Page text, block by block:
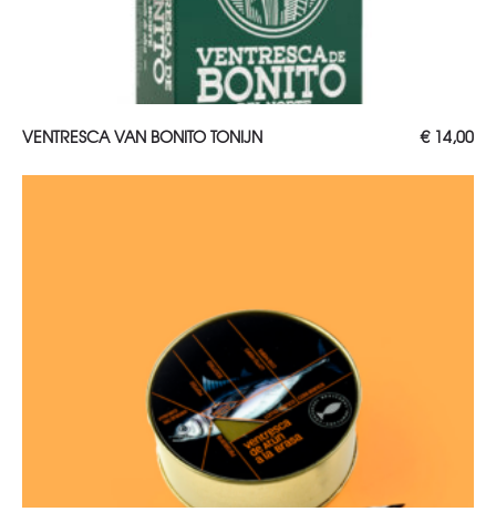
TOEVOEGEN AAN WINKELWAGEN
VENTRESCA VAN BONITO TONIJN €14,00